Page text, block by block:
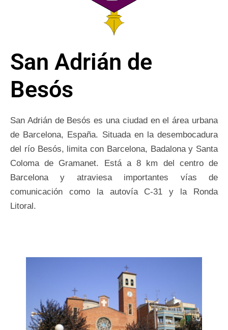
San Adrián de
Besós
San Adrián de Besós es una ciudad en el área urbana
de Barcelona, España. Situada en la desembocadura
del río Besós, limita con Barcelona, Badalona y Santa
Coloma de Gramanet. Está a 8 km del centro de
Barcelona y atraviesa importantes vías de
comunicación como la autovía C-31 y la Ronda
Litoral.